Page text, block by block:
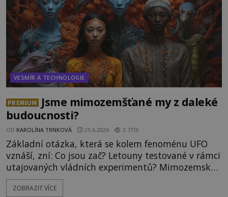
VESMÍR A TECHNOLOGIE
PREMIUM
Jsme mimozemšťané my z daleké
budoucnosti?
OD KAROLÍNA TRNKOVÁ 25.6.2026 3.7TIS
Základní otázka, která se kolem fenoménu UFO
vznáší, zní: Co jsou zač? Letouny testované v rámci
utajovaných vládních experimentů? Mimozemské
vesmírné lodě plnící na Zemi nám neznámý úkol?
Skokani mezi dimenzemi, putující po mostech
ZOBRAZIT VÍCE